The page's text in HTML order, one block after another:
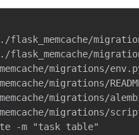
flask_memcache/
flask_memcache/
migrations/
migrations/
migrations/
migrations/
-m "task table"